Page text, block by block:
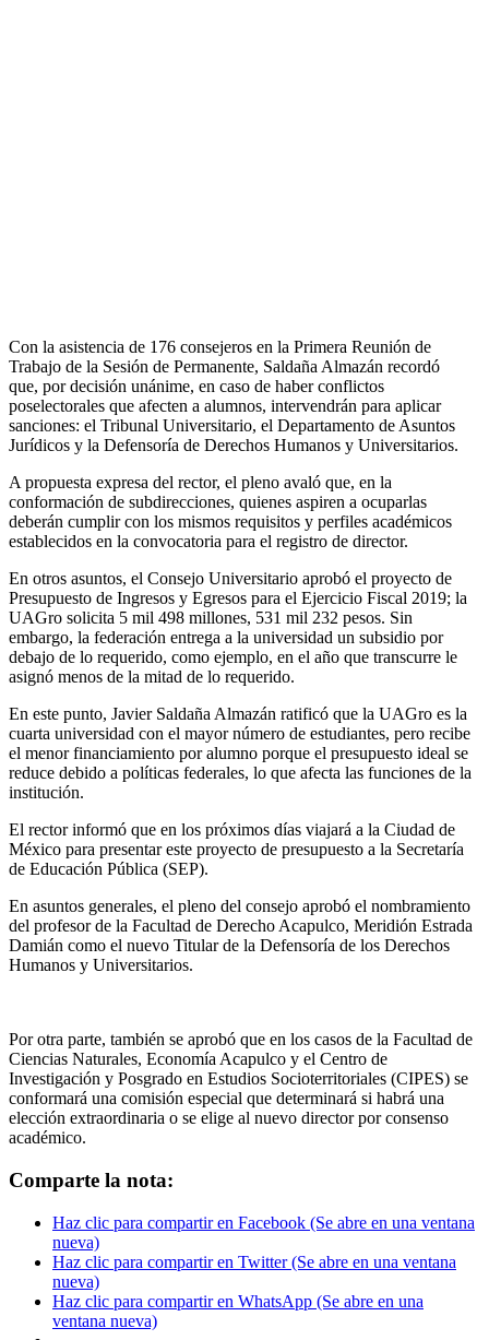
Con la asistencia de 176 consejeros en la Primera Reunión de
Trabajo de la Sesión de Permanente, Saldaña Almazán recordó
que, por decisión unánime, en caso de haber conflictos
poselectorales que afecten a alumnos, intervendrán para aplicar
sanciones: el Tribunal Universitario, el Departamento de Asuntos
Jurídicos y la Defensoría de Derechos Humanos y Universitarios.
A propuesta expresa del rector, el pleno avaló que, en la
conformación de subdirecciones, quienes aspiren a ocuparlas
deberán cumplir con los mismos requisitos y perfiles académicos
establecidos en la convocatoria para el registro de director.
En otros asuntos, el Consejo Universitario aprobó el proyecto de
Presupuesto de Ingresos y Egresos para el Ejercicio Fiscal 2019; la
UAGro solicita 5 mil 498 millones, 531 mil 232 pesos. Sin
embargo, la federación entrega a la universidad un subsidio por
debajo de lo requerido, como ejemplo, en el año que transcurre le
asignó menos de la mitad de lo requerido.
En este punto, Javier Saldaña Almazán ratificó que la UAGro es la
cuarta universidad con el mayor número de estudiantes, pero recibe
el menor financiamiento por alumno porque el presupuesto ideal se
reduce debido a políticas federales, lo que afecta las funciones de la
institución.
El rector informó que en los próximos días viajará a la Ciudad de
México para presentar este proyecto de presupuesto a la Secretaría
de Educación Pública (SEP).
En asuntos generales, el pleno del consejo aprobó el nombramiento
del profesor de la Facultad de Derecho Acapulco, Meridión Estrada
Damián como el nuevo Titular de la Defensoría de los Derechos
Humanos y Universitarios.
Por otra parte, también se aprobó que en los casos de la Facultad de
Ciencias Naturales, Economía Acapulco y el Centro de
Investigación y Posgrado en Estudios Socioterritoriales (CIPES) se
conformará una comisión especial que determinará si habrá una
elección extraordinaria o se elige al nuevo director por consenso
académico.
Comparte la nota:
Haz clic para compartir en Facebook (Se abre en una ventana
nueva)
Haz clic para compartir en Twitter (Se abre en una ventana
nueva)
Haz clic para compartir en WhatsApp (Se abre en una
ventana nueva)